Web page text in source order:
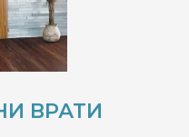
ВРАТИ